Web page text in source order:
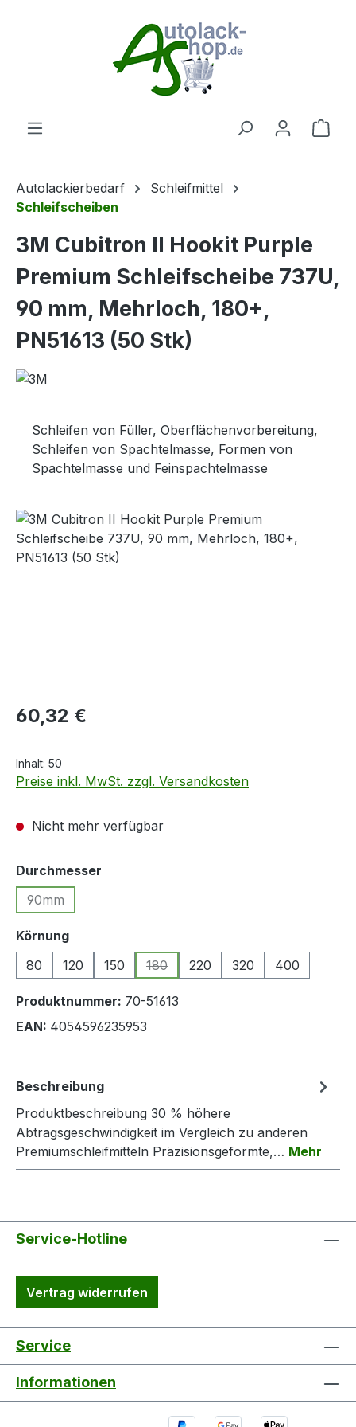
Autolackierbedarf
Schleifmittel
Schleifscheiben
3M Cubitron II Hookit Purple
Premium Schleifscheibe 737U,
90 mm, Mehrloch, 180+,
PN51613 (50 Stk)
Schleifen von Füller, Oberflächenvorbereitung,
Schleifen von Spachtelmasse, Formen von
Spachtelmasse und Feinspachtelmasse
Bildergalerie überspringen
Regulärer Preis:
60,32 €
Inhalt: 50
Preise inkl. MwSt. zzgl. Versandkosten
Nicht mehr verfügbar
Durchmesser
90mm
(Diese Option ist zurzeit nicht verfügbar.)
Körnungauswählen
80
120 150 180
(Diese Option ist zurzeit nicht
220 320 400
Produktnummer: 70-51613
EAN: 4054596235953
Beschreibung
Produktbeschreibung 30 % höhere
Abtragsgeschwindigkeit im Vergleich zu anderen
Premiumschleifmitteln Präzisionsgeformte,… Mehr
Service-Hotline
Vertrag widerrufen
Service
Informationen